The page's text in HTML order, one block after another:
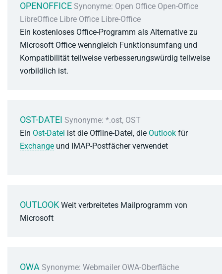
OPENOFFICE Synonyme: Open Office Open-Office
LibreOffice Libre Office Libre-Office
Ein kostenloses Office-Programm als Alternative zu
Microsoft Office wenngleich Funktionsumfang und
Kompatibilität teilweise verbesserungswürdig teilweise
vorbildlich ist.
OST-DATEI Synonyme: *.ost, OST
Ein Ost-Datei ist die Offline-Datei, die Outlook für
Exchange und IMAP-Postfächer verwendet
OUTLOOK Weit verbreitetes Mailprogramm von
Microsoft
OWA Synonyme: Webmailer OWA-Oberfläche